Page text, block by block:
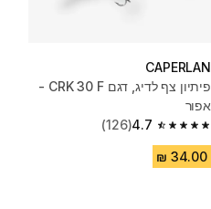
CAPERLAN
פיתיון צף לדיג, דגם CRK 30 F -
אפור
4.7
4.7 out of 5 stars from 126 reviews
(126)